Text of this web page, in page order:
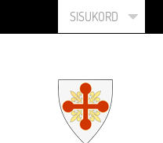
SISUKORD